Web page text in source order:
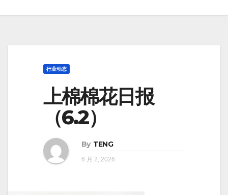
行业动态
上棉棉花日报
（6.2）
By TENG
6 月 2, 2026